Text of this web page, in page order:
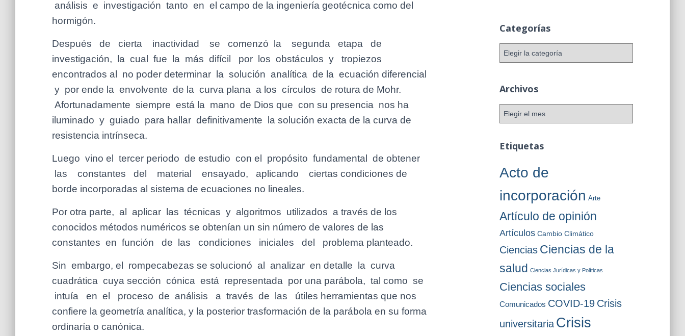
análisis e investigación tanto en el campo de la ingeniería geotécnica como del
hormigón.
Después de cierta inactividad se comenzó la segunda etapa de
investigación, la cual fue la más difícil por los obstáculos y tropiezos
encontrados al no poder determinar la solución analítica de la ecuación diferencial
y por ende la envolvente de la curva plana a los círculos de rotura de Mohr.
Afortunadamente siempre está la mano de Dios que con su presencia nos ha
iluminado y guiado para hallar definitivamente la solución exacta de la curva de
resistencia intrínseca.
Luego vino el tercer periodo de estudio con el propósito fundamental de obtener
las constantes del material ensayado, aplicando ciertas condiciones de
borde incorporadas al sistema de ecuaciones no lineales.
Por otra parte, al aplicar las técnicas y algoritmos utilizados a través de los
conocidos métodos numéricos se obtenían un sin número de valores de las
constantes en función de las condiciones iniciales del problema planteado.
Sin embargo, el rompecabezas se solucionó al analizar en detalle la curva
cuadrática cuya sección cónica está representada por una parábola, tal como se
intuía en el proceso de análisis a través de las útiles herramientas que nos
confiere la geometría analítica, y la posterior trasformación de la parábola en su forma
ordinaría o canónica.
Categorías
g
o
s
Archivos
h
o
Etiquetas
Acto de
incorporación Arte
Artículo de opinión
Artículos Cambio Climático
Ciencias Ciencias de la
salud Ciencias Jurídicas y Políticas
Ciencias sociales
Comunicados COVID-19 Crisis
universitaria Crisis